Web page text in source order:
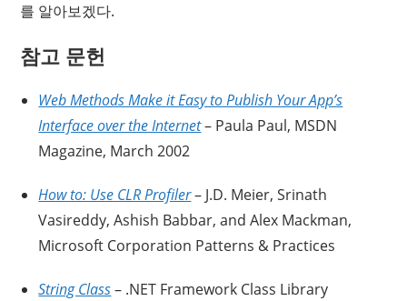
를 알아보겠다.
참고 문헌
Web Methods Make it Easy to Publish Your App’s
Interface over the Internet– Paula Paul, MSDN
Magazine, March 2002
How to: Use CLR Profiler– J.D. Meier, Srinath
Vasireddy, Ashish Babbar, and Alex Mackman,
Microsoft Corporation Patterns & Practices
String Class– .NET Framework Class Library